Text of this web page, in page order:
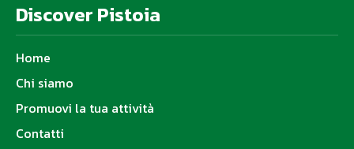
Discover Pistoia
Home
Chi siamo
Promuovi la tua attività
Contatti